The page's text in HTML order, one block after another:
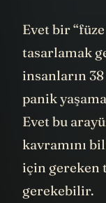
Evet bir
tasarlamak
insanların
panik
Evet bu
kavramını
için gereken
gerekebilir.